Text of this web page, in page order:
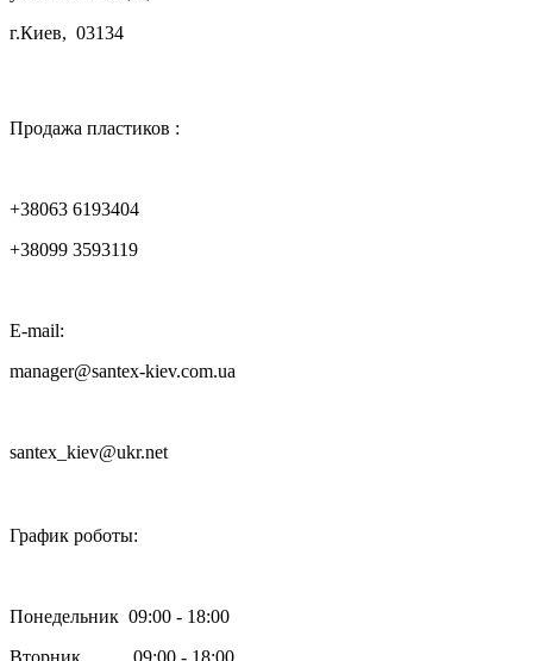
г.Киев, 03134
Продажа пластиков :
+38063 6193404
+38099 3593119
E-mail:
manager@santex-kiev.com.ua
santex_kiev@ukr.net
График роботы:
Понедельник 09:00 - 18:00